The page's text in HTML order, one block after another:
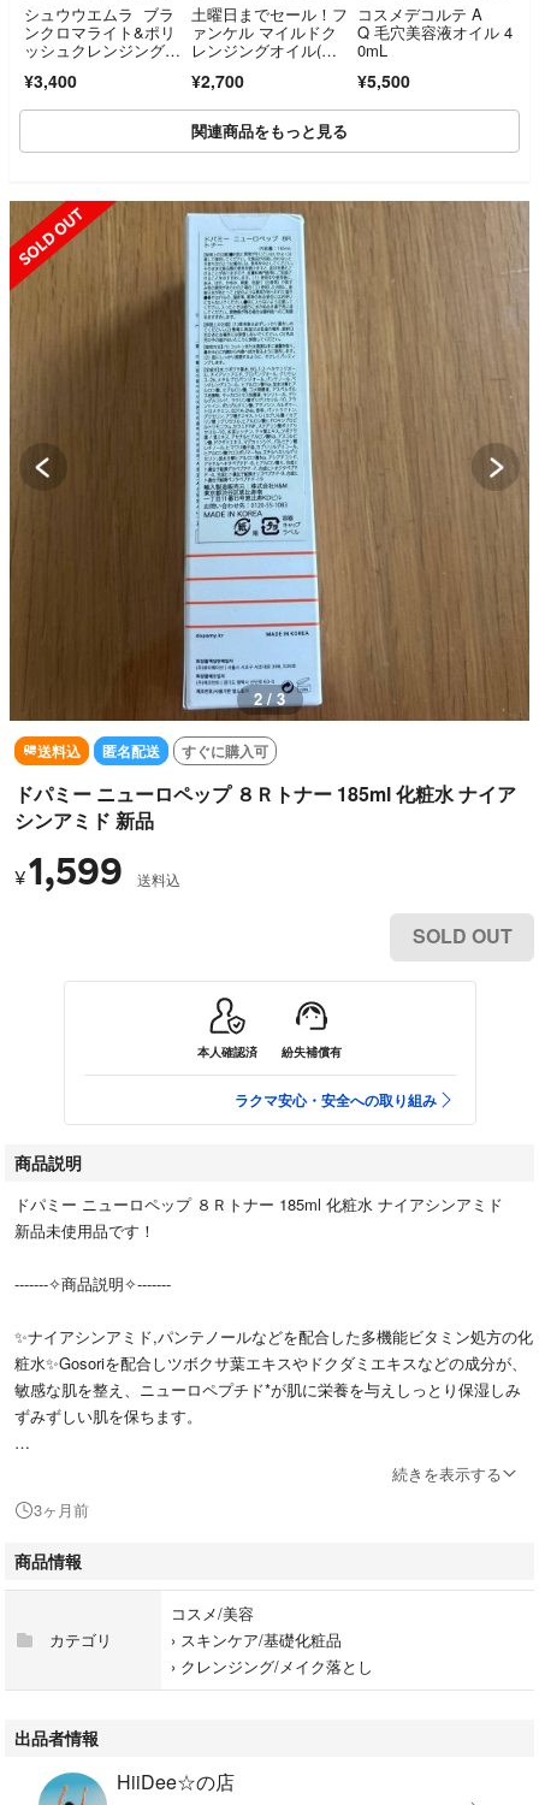
シュウウエムラ ブラ
ンクロマライト&ポリ
ッシュクレンジングオ
¥3,400
土曜日までセール！フ
ァンケル マイルドク
レンジングオイル(ブ
替用115ml
¥2,700
コスメデコルテ A
Q 毛穴美容液オイル 4
0mL
¥5,500
関連商品をもっと見る
SOLD OUT
2 / 3
送料込 匿名配送 すぐに購入可
ドパミー ニューロペップ ８Ｒトナー 185ml 化粧水 ナイア
シンアミド 新品
¥1,599 送料込
SOLD OUT
本人確認済 紛失補償有
ラクマ安心・安全への取り組み
商品説明
ドパミー ニューロペップ ８Ｒトナー 185ml 化粧水 ナイアシンアミド
新品未使用品です！
-------✧商品説明✧-------
✨ナイアシンアミド,パンテノールなどを配合した多機能ビタミン処方の化
粧水✨Gosoriを配合しツボクサ葉エキスやドクダミエキスなどの成分が、
敏感な肌を整え、ニューロペプチド*が肌に栄養を与えしっとり保湿しみ
ずみずしい肌を保ちます。
DOPAMYのキー成分「Gosori」済州島の伝統発酵法で作られた「ゴソリ
プサイクル原料です。
韓国発スキンケアブランド「 DOPAMY (ドパミー)」クリーンビューティ
ー や 機能性スキンケア を超えて、神経科学(Neuro)と皮膚科学(Dermatolo
gy)を融合した、新概念のクリニカル(Clinical) スキンケアブランド
簡易梱包にて発送致します。
#ドパミー #ニューロベップ #トナー
続きを表示する
3ヶ月前
商品情報
カテゴリ
コスメ/美容
› スキンケア/基礎化粧品
› クレンジング/メイク落とし
出品者情報
HiiDee☆の店